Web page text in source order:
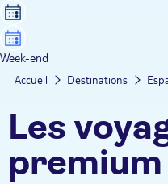
Week-end
Accueil Destinations
Les
premium